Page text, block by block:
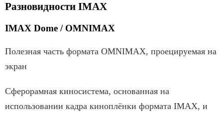
Разновидности IMAX
IMAX Dome / OMNIMAX
Полезная часть формата OMNIMAX, проецируемая на
экран
Сферорамная киносистема, основанная на
использовании кадра киноплёнки формата IMAX, и